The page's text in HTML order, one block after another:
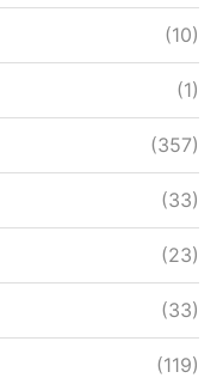
(10)
(1)
(357)
(33)
(23)
(33)
(119)